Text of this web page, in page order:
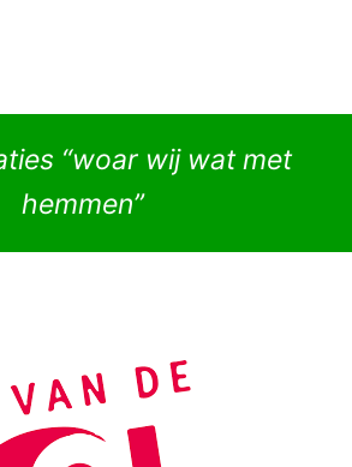
“woar wij wat met
hemmen”